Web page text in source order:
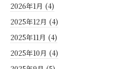
2026年1月 (4)
2025年12月 (4)
2025年11月 (4)
2025年10月 (4)